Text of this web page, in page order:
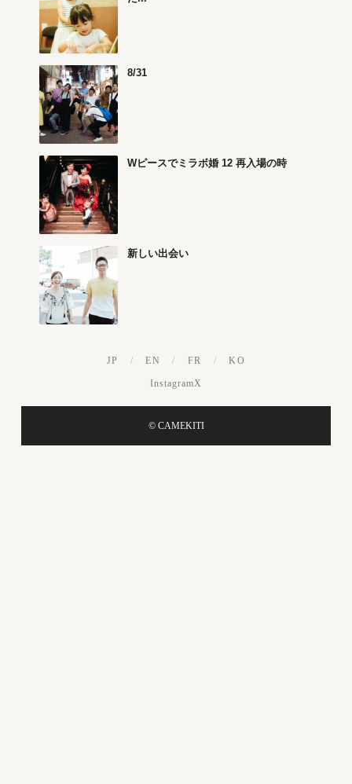
8/31
Wピースでミラボ婚 12 再入場の時
新しい出会い
JP / EN / FR / KO
InstagramX
© CAMEKITI